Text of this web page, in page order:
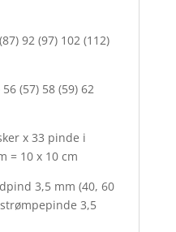
92 (97) 102 (112)
(57) 58 (59) 62
x 33 pinde i
= 10 x 10 cm
3,5 mm (40, 60
3,5